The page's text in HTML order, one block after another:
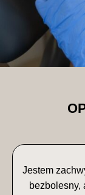
Jestem
bezbolesny,